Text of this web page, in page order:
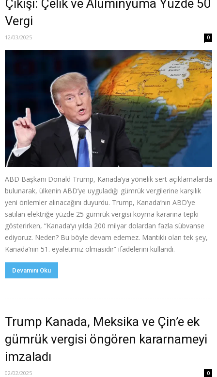
Çıkışı: Çelik ve Alüminyuma Yüzde 50
Vergi
12/03/2025 0
ABD Başkanı Donald Trump, Kanada’ya yönelik sert açıklamalarda
bulunarak, ülkenin ABD’ye uyguladığı gümrük vergilerine karşılık
yeni önlemler alınacağını duyurdu. Trump, Kanada’nın ABD’ye
satılan elektriğe yüzde 25 gümrük vergisi koyma kararına tepki
gösterirken, “Kanada’yı yılda 200 milyar dolardan fazla sübvanse
ediyoruz. Neden? Bu böyle devam edemez. Mantıklı olan tek şey,
Kanada’nın 51. eyaletimiz olmasıdır” ifadelerini kullandı.
Devamını Oku
Trump Kanada, Meksika ve Çin’e ek
gümrük vergisi öngören kararnameyi
imzaladı
02/02/2025 0